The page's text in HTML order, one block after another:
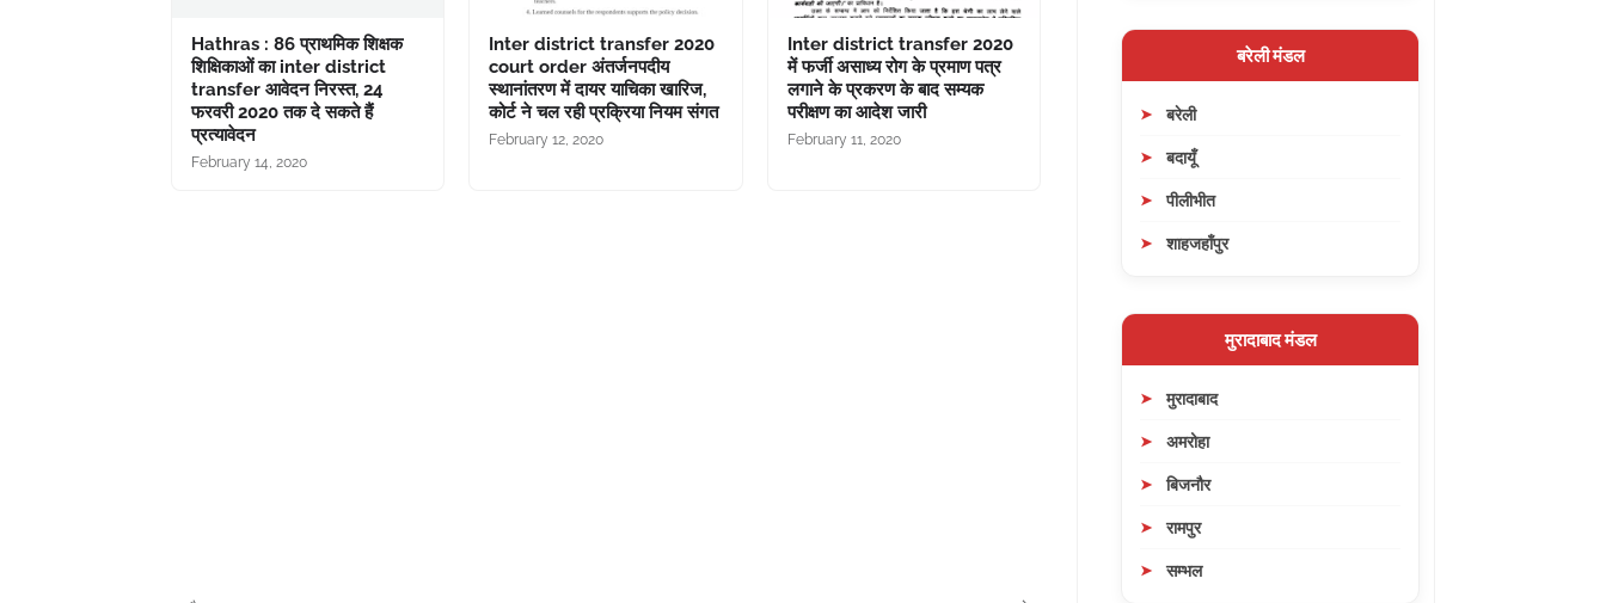
Hathras : 86 प्राथमिक शिक्षक
शिक्षिकाओं का inter district
transfer आवेदन निरस्त, 24
फरवरी 2020 तक दे सकते हैं
प्रत्यावेदन
February 14, 2020
Inter district transfer 2020
court order अंतर्जनपदीय
स्थानांतरण में दायर याचिका खारिज,
कोर्ट ने चल रही प्रक्रिया नियम संगत
February 12, 2020
Inter district transfer 2020
में फर्जी असाध्य रोग के प्रमाण पत्र
लगाने के प्रकरण के बाद सम्यक
परीक्षण का आदेश जारी
February 11, 2020
बरेली मंडल
बरेली
बदायूँ
पीलीभीत
शाहजहाँपुर
मुरादाबाद मंडल
मुरादाबाद
अमरोहा
बिजनौर
रामपुर
सम्भल